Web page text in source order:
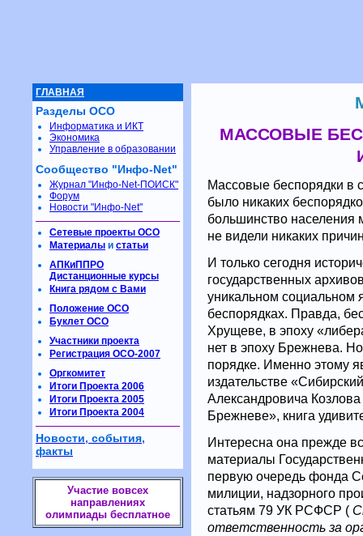
МАССОВЫЕ
Массовые беспорядки в
было никаких
большинство населения
не видели никаких
И только сегодня
государственных
уникальном социальном
беспорядках. Правда,
Хрущеве, в эпоху
нет в эпоху Брежнева.
порядке. Именно этому
издательстве
Александровича
Брежневе», книга
Интересна она прежде
материалы
первую очередь фонда
милиции, надзорного
статьям 79 УК РСФСР (
ответственность за
ГЛАВНАЯ
Разделы ОСО
Информатика и ИКТ
Экономика
Управление в образовании
Сообщество "Инфо-Net"
Журнал "Инфо-Net-ПОИСК"
Форум
Новости "Инфо-Net"
Сетевые проекты ОСО
Материалы и статьи
АПКиППРО
Дистанционные курсы
Книга рядом с Вами
Положение ОСО
Буклет ОСО
Участники проекта
Регистрация ОСО-2007
Оргкомитет
Итоги Проекта 2006
Итоги Проекта 2005
Итоги Проекта 2004
Новости, события,
факты
Участие вовсех
направлениях
олимпиады бесплатное